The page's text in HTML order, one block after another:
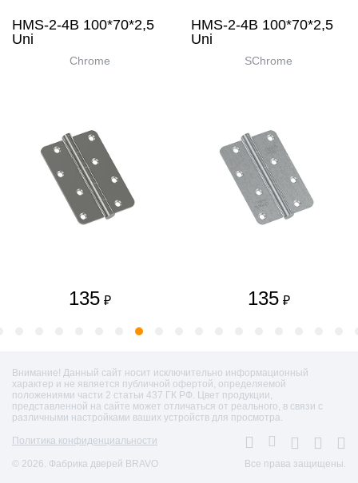
HMS-2-4B 100*70*2,5
Uni
Chrome
135 ₽
HMS-2-4B 100*70*2,5
Uni
SChrome
135 ₽
Внимание! Данный сайт носит исключительно информационный
характер и не является публичной офертой, определяемой
положениями части 2 статьи 437 ГК РФ. Цвет продукции,
представленной на сайте может отличаться от реального, в связи с
различными настройками ваших устройств для просмотра.
Политика конфиденциальности
© 2026. Фабрика дверей BRAVO Все права защищены.